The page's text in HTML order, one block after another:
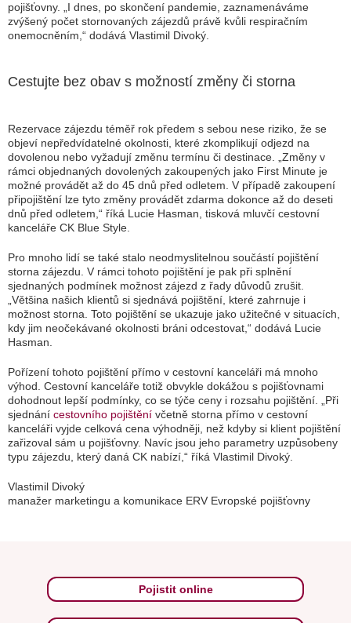
pojišťovny. „I dnes, po skončení pandemie, zaznamenáváme
zvýšený počet stornovaných zájezdů právě kvůli respiračním
onemocněním,“ dodává Vlastimil Divoký.
Cestujte bez obav s možností změny či storna
Rezervace zájezdu téměř rok předem s sebou nese riziko, že se
objeví nepředvídatelné okolnosti, které zkomplikují odjezd na
dovolenou nebo vyžadují změnu termínu či destinace. „Změny v
rámci objednaných dovolených zakoupených jako First Minute je
možné provádět až do 45 dnů před odletem. V případě zakoupení
připojištění lze tyto změny provádět zdarma dokonce až do deseti
dnů před odletem,“ říká Lucie Hasman, tisková mluvčí cestovní
kanceláře CK Blue Style.
Pro mnoho lidí se také stalo neodmyslitelnou součástí pojištění
storna zájezdu. V rámci tohoto pojištění je pak při splnění
sjednaných podmínek možnost zájezd z řady důvodů zrušit.
„Většina našich klientů si sjednává pojištění, které zahrnuje i
možnost storna. Toto pojištění se ukazuje jako užitečné v situacích,
kdy jim neočekávané okolnosti bráni odcestovat,“ dodává Lucie
Hasman.
Pořízení tohoto pojištění přímo v cestovní kanceláři má mnoho
výhod. Cestovní kanceláře totiž obvykle dokážou s pojišťovnami
dohodnout lepší podmínky, co se týče ceny i rozsahu pojištění. „Při
sjednání cestovního pojištění včetně storna přímo v cestovní
kanceláři vyjde celková cena výhodněji, než kdyby si klient pojištění
zařizoval sám u pojišťovny. Navíc jsou jeho parametry uzpůsobeny
typu zájezdu, který daná CK nabízí,“ říká Vlastimil Divoký.
Vlastimil Divoký
manažer marketingu a komunikace ERV Evropské pojišťovny
Pojistit online